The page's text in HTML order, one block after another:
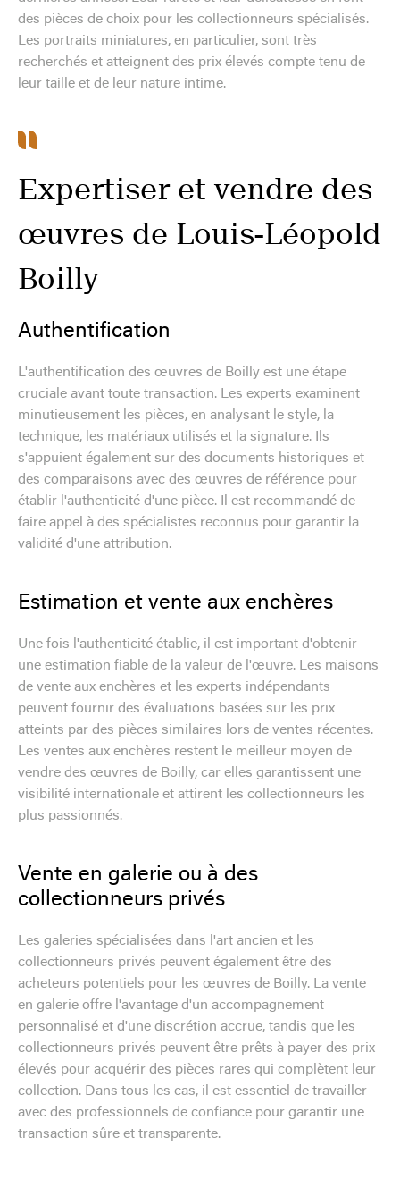
des pièces de choix pour les collectionneurs spécialisés.
Les portraits miniatures, en particulier, sont très
recherchés et atteignent des prix élevés compte tenu de
leur taille et de leur nature intime.
Expertiser et vendre des
œuvres de Louis-Léopold
Boilly
Authentification
L'authentification des œuvres de Boilly est une étape
cruciale avant toute transaction. Les experts examinent
minutieusement les pièces, en analysant le style, la
technique, les matériaux utilisés et la signature. Ils
s'appuient également sur des documents historiques et
des comparaisons avec des œuvres de référence pour
établir l'authenticité d'une pièce. Il est recommandé de
faire appel à des spécialistes reconnus pour garantir la
validité d'une attribution.
Estimation et vente aux enchères
Une fois l'authenticité établie, il est important d'obtenir
une estimation fiable de la valeur de l'œuvre. Les maisons
de vente aux enchères et les experts indépendants
peuvent fournir des évaluations basées sur les prix
atteints par des pièces similaires lors de ventes récentes.
Les ventes aux enchères restent le meilleur moyen de
vendre des œuvres de Boilly, car elles garantissent une
visibilité internationale et attirent les collectionneurs les
plus passionnés.
Vente en galerie ou à des
collectionneurs privés
Les galeries spécialisées dans l'art ancien et les
collectionneurs privés peuvent également être des
acheteurs potentiels pour les œuvres de Boilly. La vente
en galerie offre l'avantage d'un accompagnement
personnalisé et d'une discrétion accrue, tandis que les
collectionneurs privés peuvent être prêts à payer des prix
élevés pour acquérir des pièces rares qui complètent leur
collection. Dans tous les cas, il est essentiel de travailler
avec des professionnels de confiance pour garantir une
transaction sûre et transparente.